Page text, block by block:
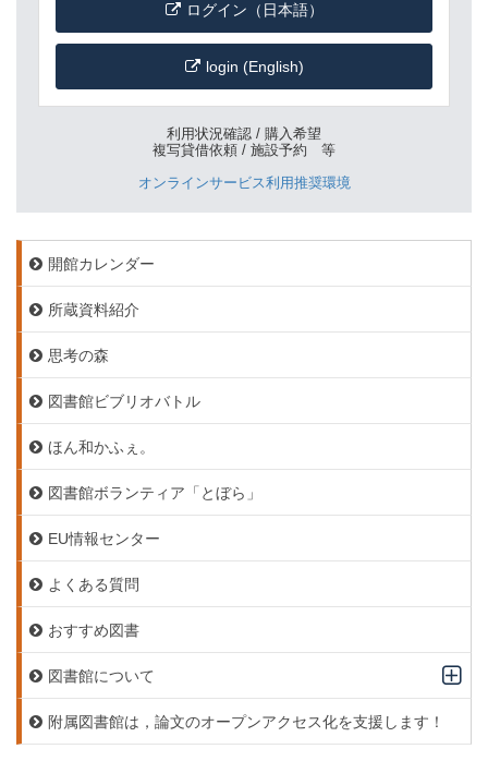
ログイン（日本語）
login (English)
利用状況確認 / 購入希望
複写貸借依頼 / 施設予約 等
オンラインサービス利用推奨環境
開館カレンダー
所蔵資料紹介
思考の森
図書館ビブリオバトル
ほん和かふぇ。
図書館ボランティア「とぼら」
EU情報センター
よくある質問
おすすめ図書
図書館について
附属図書館は，論文のオープンアクセス化を支援します！